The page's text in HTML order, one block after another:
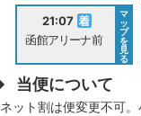
21:07
函館アリーナ前
マ
ッ
プ
を
見
る
当便について
ネット割は便変更不可